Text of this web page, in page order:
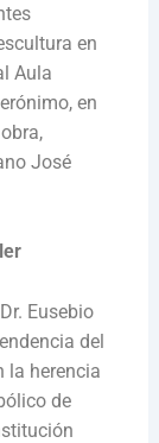
en
Aula
en
José
Eusebio
del
la herencia
de